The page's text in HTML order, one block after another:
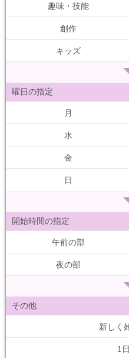
趣味・技能
創作
キッズ
曜日の指定
月
水
金
日
開始時間の指定
午前の部
夜の部
その他
新しく
1